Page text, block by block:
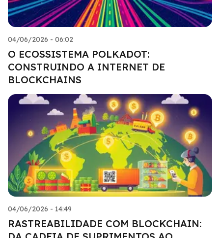
04/06/2026 - 06:02
O ECOSSISTEMA POLKADOT:
CONSTRUINDO A INTERNET DE
BLOCKCHAINS
04/06/2026 - 14:49
RASTREABILIDADE COM BLOCKCHAIN: